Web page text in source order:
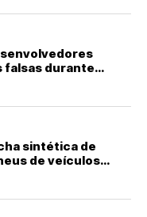
falsas durante
sintética de
de veículos